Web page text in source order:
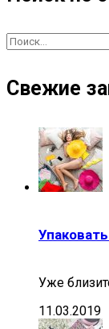
Свежие
Уже
11.03.2019